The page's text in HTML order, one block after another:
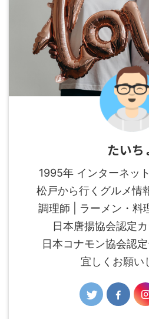
たいち
1995年 インターネッ
松戸から行くグルメ情
調理師 | ラーメン・料
日本唐揚協会認定
日本コナモン協会認
宜しくお願い